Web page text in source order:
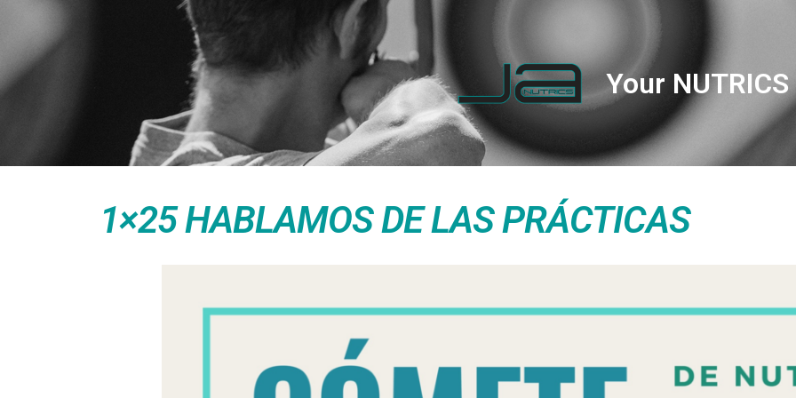
Your
1×25 HABLAMOS DE LAS PRÁCTICAS